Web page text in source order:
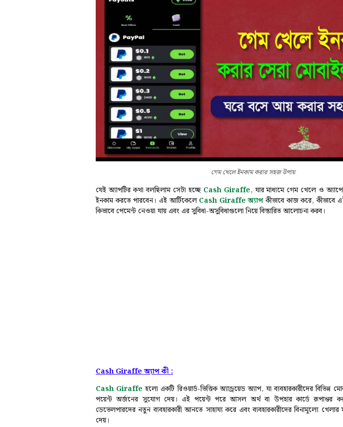
গেম খেলে ইনকাম করার সহজ ‍উপায়
যেই অ্যাপটির কথা বলছিলাম সেটা হচ্ছে Cash Giraffe, যার মাধ্যমে গেম খেলে ও অ্যাপে
ইনকাম করতে পারবেন। এই আর্টিকেলেCash Giraffe অ্যাপকীভাবে কাজ করে, কীভাবে
কিভাবে পেমেন্ট নেওয়া যায় এবং এর সুবিধা-অসুবিধাগুলো নিয়ে বিস্তারিত আলোচনা করব।
Cash Giraffe অ্যাপ কী :
Cash Giraffe হলো একটি রিওয়ার্ড-ভিত্তিক অ্যান্ড্রয়েড অ্যাপ, যা ব্যবহারকারীদের বিভিন্ন
পয়েন্ট অর্জনের সুযোগ দেয়। এই পয়েন্ট পরে আসল অর্থ বা উপহার কার্ডে রূপান্তর
ডেভেলপারদের নতুন ব্যবহারকারী আনতে সাহায্য করে এবং ব্যবহারকারীদের বিনামূল্যে
দেয়।